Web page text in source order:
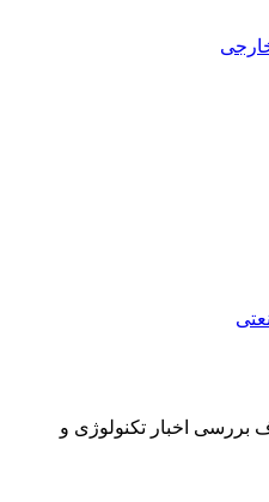
در سال 1398 با هدف بررسی اخبار تکنولوژی و